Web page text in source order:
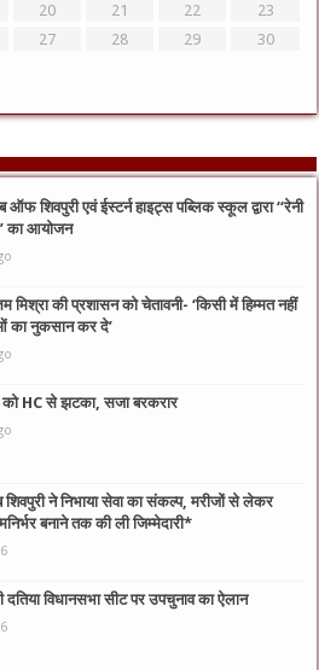
20 21 22
23
27 28 29
30
ऑफ शिवपुरी एवं ईस्टर्न हाइट्स पब्लिक स्कूल द्वारा “रेनी
का आयोजन
मिश्रा की प्रशासन को चेतावनी- ‘किसी में हिम्मत नहीं
का नुकसान कर दे’
को HC से झटका, सजा बरकरार
शिवपुरी ने निभाया सेवा का संकल्प, मरीजों से लेकर
बनाने तक की ली जिम्मेदारी*
विधानसभा सीट पर उपचुनाव का ऐलान